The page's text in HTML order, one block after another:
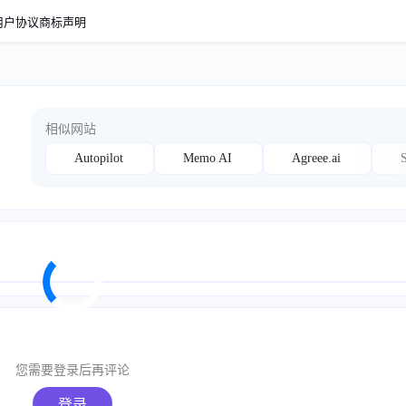
户协议商标声明
相似网站
Autopilot Memo AI Agreee.ai
您需要登录后再评论